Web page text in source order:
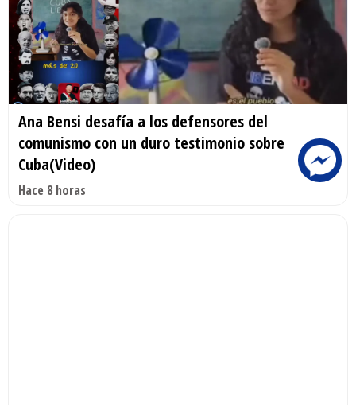
Ana Bensi desafía a los defensores del
comunismo con un duro testimonio sobre
Cuba(Video)
Hace 8 horas